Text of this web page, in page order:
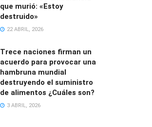
que murió: «Estoy
destruido»
22 ABRIL, 2026
Trece naciones firman un
acuerdo para provocar una
hambruna mundial
destruyendo el suministro
de alimentos ¿Cuáles son?
3 ABRIL, 2026